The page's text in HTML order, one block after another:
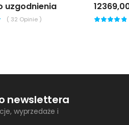
uzgodnienia
( 32 Opinie )
newslettera
wyprzedaże i